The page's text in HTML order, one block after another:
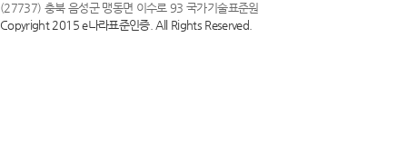
(27737) 충북 음성군 맹동면 이수로 93 국가기술표준원
Copyright 2015 e나라표준인증. All Rights Reserved.